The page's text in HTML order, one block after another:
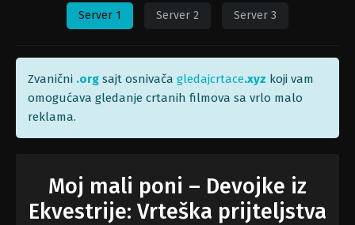
Server 1 Server 2 Server 3
Zvanični .org sajt osnivača gledajcrtace.xyz koji vam
omogućava gledanje crtanih filmova sa vrlo malo
reklama.
Moj mali poni – Devojke iz
Ekvestrije: Vrteška prijteljstva